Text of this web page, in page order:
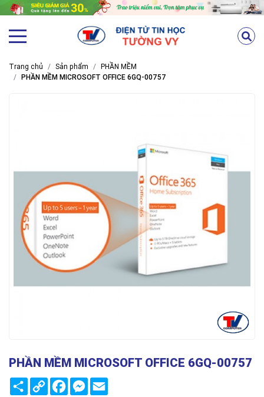
Trang chủ Sản phẩm
PHẦN MỀM
PHẦN MỀM MICROSOFT OFFICE 6GQ-00757
PHẦN MỀM MICROSOFT OFFICE 6GQ-00757
Share
Copy
Link
FacebookMessenger